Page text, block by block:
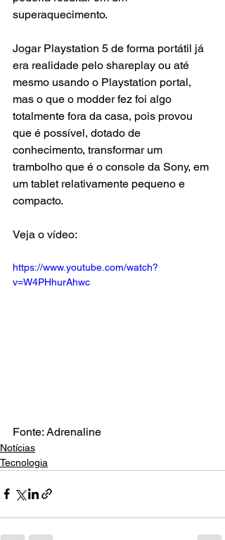
superaquecimento.
Jogar Playstation 5 de forma portátil já
era realidade pelo shareplay ou até
mesmo usando o Playstation portal,
mas o que o modder fez foi algo
totalmente fora da casa, pois provou
que é possível, dotado de
conhecimento, transformar um
trambolho que é o console da Sony, em
um tablet relativamente pequeno e
compacto.
Veja o vídeo:
https://www.youtube.com/watch?
v=W4PHhurAhwc
Fonte: Adrenaline
Notícias
Tecnologia